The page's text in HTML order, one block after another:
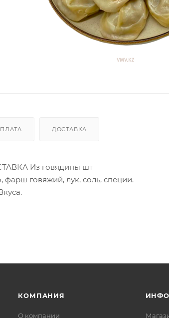
ДОСТАВКА
Из говядины шт
фарш говяжий, лук, соль, специи.
КОМПАНИЯ
О компании